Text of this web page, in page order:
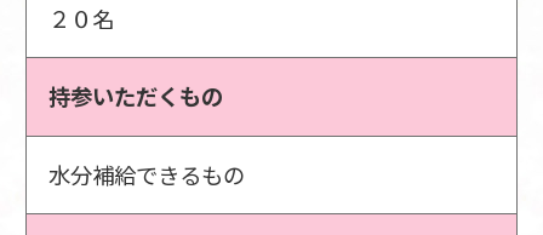
２０名
持参いただくもの
水分補給できるもの